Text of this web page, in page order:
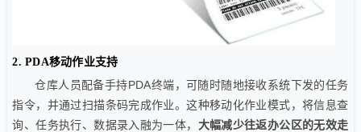
2. PDA移动作业支持
仓库人员配备手持PDA终端，可随时随地接收系统下发的任务
指令，并通过扫描条码完成作业。这种移动化作业模式，将信息查
询、任务执行、数据录入融为一体， 大幅减少往返办公区的无效走